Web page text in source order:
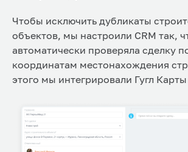
Чтобы исключить дубликаты
объектов, мы настроили CRM так,
автоматически проверяла сделку
координатам местонахождения
этого мы интегрировали Гугл